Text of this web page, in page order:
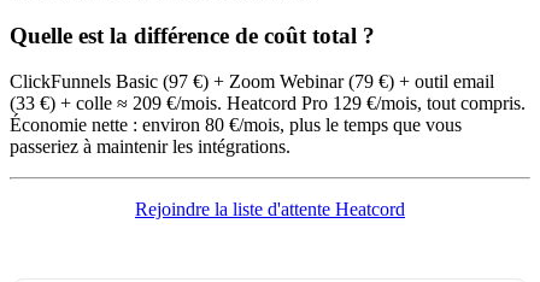
Quelle est la différence de coût total ?
ClickFunnels Basic (97 €) + Zoom Webinar (79 €) + outil email
(33 €) + colle ≈ 209 €/mois. Heatcord Pro 129 €/mois, tout compris.
Économie nette : environ 80 €/mois, plus le temps que vous
passeriez à maintenir les intégrations.
Rejoindre la liste d'attente Heatcord